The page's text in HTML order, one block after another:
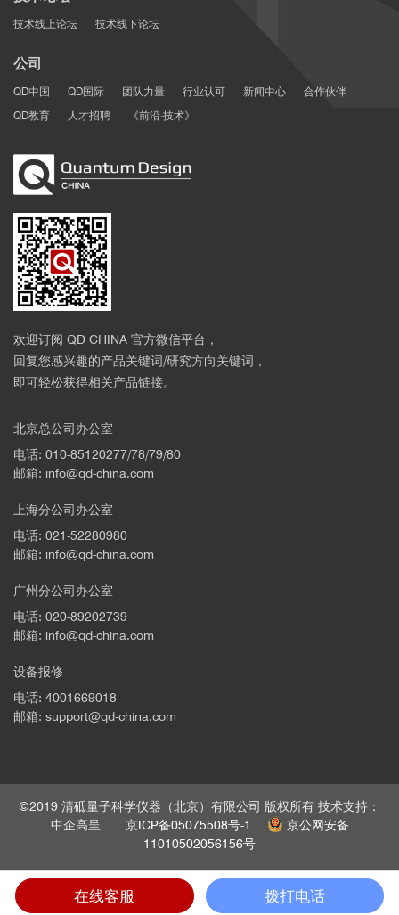
技术线上论坛 技术线下论坛
公司
QD中国 QD国际 团队力量 行业认可 新闻中心
合作伙伴
QD教育
人才招聘 《前沿·技术》
欢迎订阅 QD CHINA 官方微信平台，
回复您感兴趣的产品关键词/研究方向关键词，
即可轻松获得相关产品链接。
北京总公司办公室
电话: 010-85120277/78/79/80
邮箱: info@qd-china.com
上海分公司办公室
电话: 021-52280980
邮箱: info@qd-china.com
广州分公司办公室
电话: 020-89202739
邮箱: info@qd-china.com
设备报修
电话: 4001669018
邮箱: support@qd-china.com
©2019 清砥量子科学仪器（北京）有限公司 版权所有 技术支持：
中企高呈 京ICP备05075508号-1
京公网安备
11010502056156号
法律声明 隐私政策 管理员 员工通道
在线客服 拨打电话